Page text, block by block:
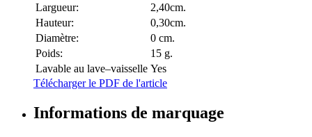
Largueur:
2,40cm.
Hauteur:
0,30cm.
Diamètre:
0 cm.
Poids:
15 g.
Lavable au lave–vaisselle Yes
Télécharger le PDF de l'article
Informations de marquage